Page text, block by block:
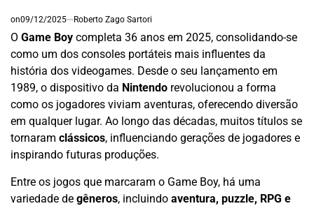
on09/12/2025 Roberto Zago Sartori
O Game Boy completa 36 anos em 2025, consolidando-se
como um dos consoles portáteis mais influentes da
história dos videogames. Desde o seu lançamento em
1989, o dispositivo da Nintendo revolucionou a forma
como os jogadores viviam aventuras, oferecendo diversão
em qualquer lugar. Ao longo das décadas, muitos títulos se
tornaram clássicos, influenciando gerações de jogadores e
inspirando futuras produções.
Entre os jogos que marcaram o Game Boy, há uma
variedade de gêneros, incluindo aventura, puzzle, RPG e